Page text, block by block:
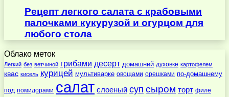
Рецепт легкого салата с крабовыми
палочками кукурузой и огурцом для
любого стола
Облако меток
Легкий без ветчиной грибами десерт домашний духовке картофелем
квас кисель курицей мультиварке овощами орешками по-домашнему
под помидорами салат слоеный суп сыром торт филе